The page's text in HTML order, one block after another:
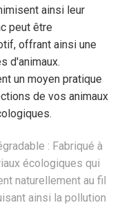
ainsi leur
peut être
offrant ainsi une
d'animaux.
un moyen pratique
de vos animaux
: Fabriqué à
écologiques qui
naturellement au fil
ainsi la pollution